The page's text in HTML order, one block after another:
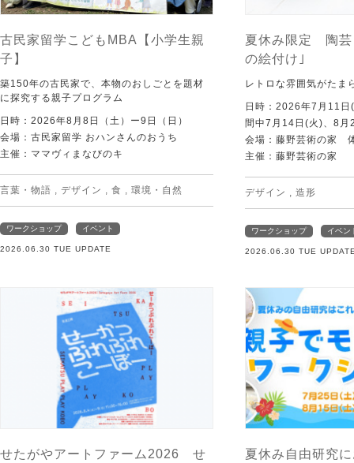
古民家留学こどもMBA【小学生親
子】
築150年の古民家で、本物のおしごとを題材
に探究する親子プログラム
日時：2026年8月8日（土）ー9日（日）
会場：古民家留学 おハンさんのおうち
主催：ママヴィまなびのキ
言葉・物語 デザイン 食 環境・自然
ワークショップ イベント
2026.06.30 TUE UPDATE
夏休み限定 陶芸
の絵付け｣
レトロな雰囲気がたま
日時：2026年7月11
間中7月14日(火)、8月
会場：藤野芸術の家
主催：藤野芸術の家
デザイン 造形
ワークショップ イベン
2026.06.30 TUE
せたがやアートファーム2026 せ
夏休み自由研究